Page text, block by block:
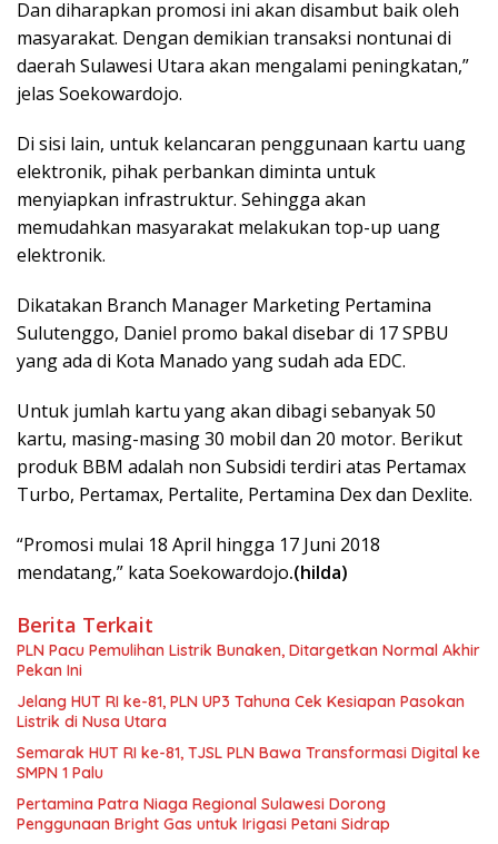
Dan diharapkan promosi ini akan disambut baik oleh
masyarakat. Dengan demikian transaksi nontunai di
daerah Sulawesi Utara akan mengalami peningkatan,”
jelas Soekowardojo.
Di sisi lain, untuk kelancaran penggunaan kartu uang
elektronik, pihak perbankan diminta untuk
menyiapkan infrastruktur. Sehingga akan
memudahkan masyarakat melakukan top-up uang
elektronik.
Dikatakan Branch Manager Marketing Pertamina
Sulutenggo, Daniel promo bakal disebar di 17 SPBU
yang ada di Kota Manado yang sudah ada EDC.
Untuk jumlah kartu yang akan dibagi sebanyak 50
kartu, masing-masing 30 mobil dan 20 motor. Berikut
produk BBM adalah non Subsidi terdiri atas Pertamax
Turbo, Pertamax, Pertalite, Pertamina Dex dan Dexlite.
“Promosi mulai 18 April hingga 17 Juni 2018
mendatang,” kata Soekowardojo.(hilda)
Berita Terkait
PLN Pacu Pemulihan Listrik Bunaken, Ditargetkan Normal Akhir
Pekan Ini
Jelang HUT RI ke-81, PLN UP3 Tahuna Cek Kesiapan Pasokan
Listrik di Nusa Utara
Semarak HUT RI ke-81, TJSL PLN Bawa Transformasi Digital ke
SMPN 1 Palu
Pertamina Patra Niaga Regional Sulawesi Dorong
Penggunaan Bright Gas untuk Irigasi Petani Sidrap